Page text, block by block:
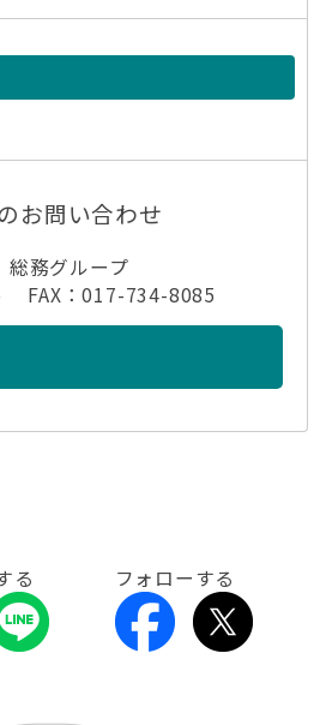
お問い合わせ
務グループ
FAX：017-734-8085
る フォローする